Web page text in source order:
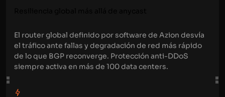
El router global definido por software de Azion desvía
el tráfico ante fallas y degradación de red más rápido
de lo que BGP reconverge. Protección anti-DDoS
siempre activa en más de 100 data centers.